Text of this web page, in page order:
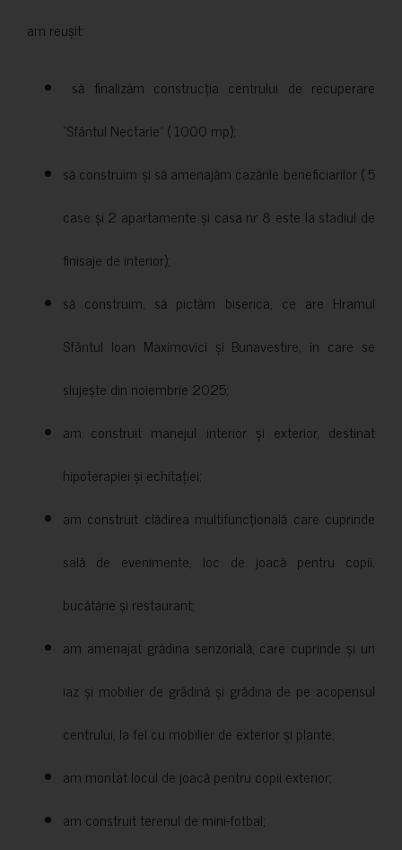
am reușit:
să finalizăm construcția centrului de recuperare
”Sfântul Nectarie” ( 1000 mp);
să construim și să amenajăm cazările beneficiarilor ( 5
case și 2 apartamente și casa nr 8 este la stadiul de
finisaje de interior);
să construim, să pictăm biserica, ce are Hramul
Sfântul Ioan Maximovici și Bunavestire, în care se
slujește din noiembrie 2025;
am construit manejul interior și exterior, destinat
hipoterapiei și echitației;
am construit clădirea multifuncțională care cuprinde
sală de evenimente, loc de joacă pentru copii,
bucătărie și restaurant;
am amenajat grădina senzorială, care cuprinde și un
iaz și mobilier de grădină și grădina de pe acoperisul
centrului, la fel cu mobilier de exterior și plante;
am montat locul de joacă pentru copii exterior;
am construit terenul de mini-fotbal;